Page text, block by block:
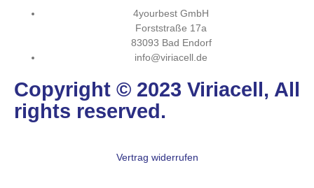
4yourbest GmbH
Forststraße 17a
83093 Bad Endorf
info@viriacell.de
Copyright © 2023 Viriacell, All
rights reserved.
Vertrag widerrufen